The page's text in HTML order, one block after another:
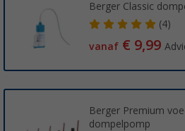
Berger Classic
(4)
vanaf € 9,99
Berger Premium
dompelpomp